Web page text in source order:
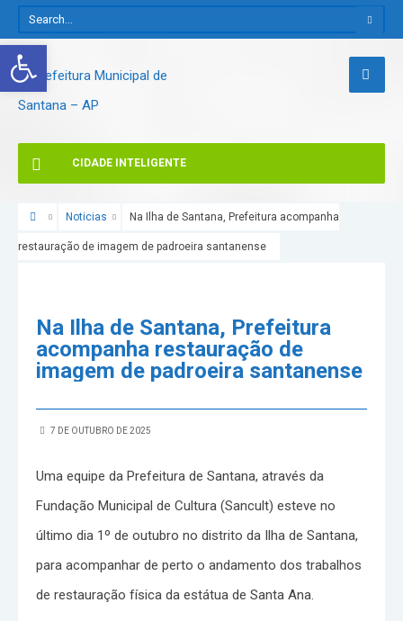
CIDADE INTELIGENTE
Noticias Na Ilha de Santana, Prefeitura acompanha
restauração de imagem de padroeira santanense
Na Ilha de Santana, Prefeitura
acompanha restauração de
imagem de padroeira santanense
7 DE OUTUBRO DE 2025
Uma equipe da Prefeitura de Santana, através da
Fundação Municipal de Cultura (Sancult) esteve no
último dia 1º de outubro no distrito da Ilha de Santana,
para acompanhar de perto o andamento dos trabalhos
de restauração física da estátua de Santa Ana.
Abrir a barra de ferramentas